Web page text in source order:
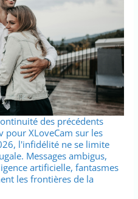
des précédents
pour XLoveCam sur les
l'infidélité ne se limite
Messages ambigus,
artificielle, fantasmes
les frontières de la